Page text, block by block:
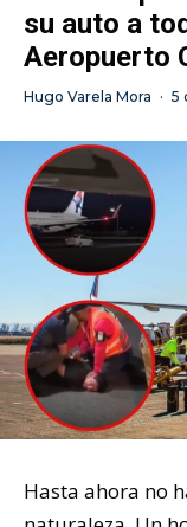
su auto a
Aeropuerto
Hugo Varela Mora · 5
Hasta ahora no